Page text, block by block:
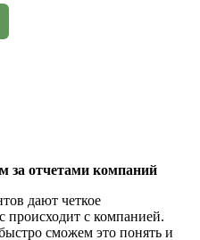
за отчетами компаний
дают четкое
происходит с компанией.
сможем это понять и